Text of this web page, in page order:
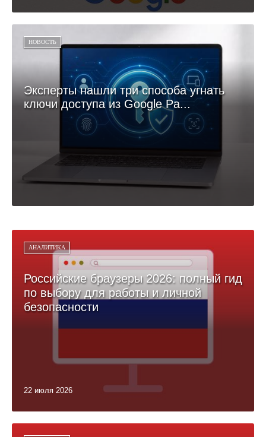
НОВОСТЬ
Эксперты нашли три способа угнать
ключи доступа из Google Pa...
АНАЛИТИКА
Российские браузеры 2026: полный гид
по выбору для работы и личной
безопасности
22 июля 2026